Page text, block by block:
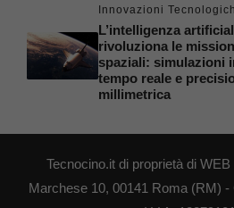
Innovazioni
L’intelligenza
rivoluziona le
spaziali: simulazioni
tempo reale e
millimetrica
Tecnocino.it di proprietà di
Marchese 10, 00141 Roma (RM)